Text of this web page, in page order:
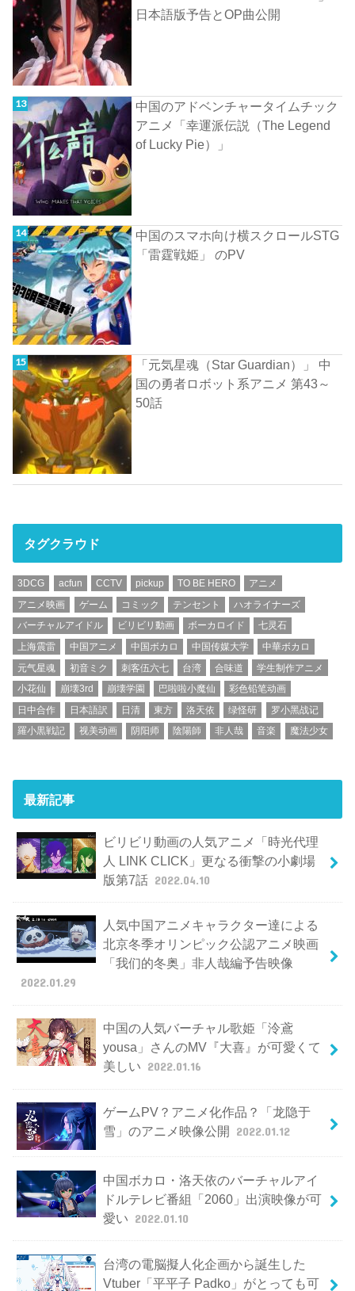
日本語版予告とOP曲公開
中国のアドベンチャータイムチック
アニメ「幸運派伝説（The Legend
of Lucky Pie）」
中国のスマホ向け横スクロールSTG
「雷霆戦姫」 のPV
「元気星魂（Star Guardian）」 中
国の勇者ロボット系アニメ 第43～
50話
タグクラウド
3DCG acfun CCTV pickup TO BE HERO
アニメ
アニメ映画
ゲーム コミック テンセント
ハオライナーズ
バーチャルアイドル
ビリビリ動画 ボーカロイド
七灵石
上海震雷
中国アニメ 中国ボカロ 中国传媒大学
中華ボカロ
元气星魂
初音ミク 刺客伍六七 台湾 合味道
学生制作アニメ
小花仙
崩壊3rd 崩壊学園 巴啦啦小魔仙
彩色铅笔动画
日中合作
日本語訳 日清 東方 洛天依 绿怪研
罗小黑战记
羅小黒戦記
视美动画 阴阳师 陰陽師 非人哉 音楽 魔法少女
最新記事
ビリビリ動画の人気アニメ「時光代理
人 LINK CLICK」更なる衝撃の小劇場
版第7話 2022.04.10
人気中国アニメキャラクター達による
北京冬季オリンピック公認アニメ映画
「我们的冬奥」非人哉編予告映像
2022.01.29
中国の人気バーチャル歌姫「泠鳶
yousa」さんのMV『大喜』が可愛くて
美しい 2022.01.16
ゲームPV？アニメ化作品？「龙隐于
雪」のアニメ映像公開
2022.01.12
中国ボカロ・洛天依のバーチャルアイ
ドルテレビ番組「2060」出演映像が可
愛い 2022.01.10
台湾の電脳擬人化企画から誕生した
Vtuber「平平子 Padko」がとっても可